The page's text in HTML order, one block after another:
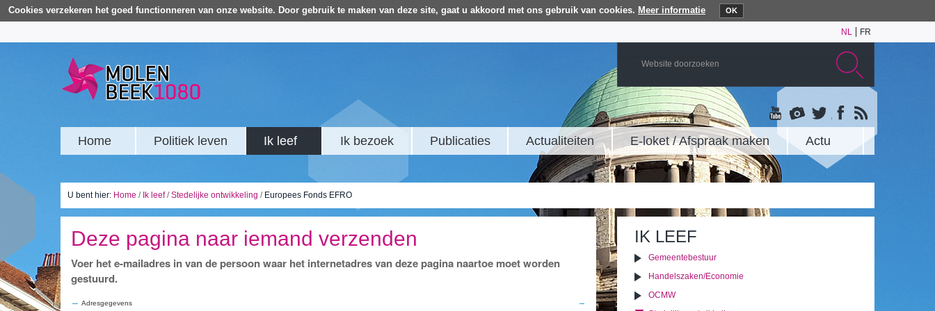
Cookies verzekeren het goed functionneren van onze website. Door gebruik te maken van deze site, gaat u akkoord met ons gebruik van cookies. Meer informatie OK
NL FR
Home Politiek leven Ik leef Ik bezoek Publicaties Actualiteiten E-loket / Afspraak maken Actu
U bent hier: Home / Ik leef /Stedelijke ontwikkeling / Europees Fonds EFRO
Deze pagina naar iemand verzenden
Voer het e-mailadres in van de persoon waar het internetadres van deze pagina naartoe moet worden
gestuurd.
Adresgegevens
IK LEEF
Gemeentebestuur
Handelszaken/Economie
OCMW